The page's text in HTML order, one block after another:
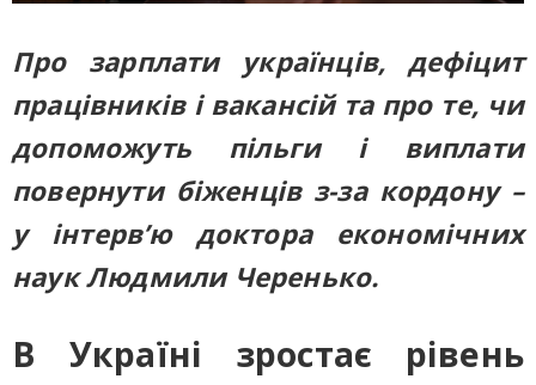
Про зарплати українців, дефіцит
працівників і вакансій та про те, чи
допоможуть пільги і виплати
повернути біженців з-за кордону –
у інтерв’ю доктора економічних
наук Людмили Черенько.
В Україні зростає рівень